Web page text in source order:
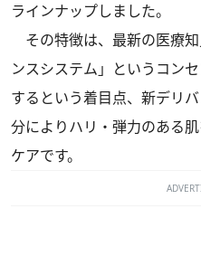
ラインナップしました。
その特徴は、最新の医療
ンスシステム」というコン
するという着目点、新デリ
分によりハリ・弾力のある
ケアです。